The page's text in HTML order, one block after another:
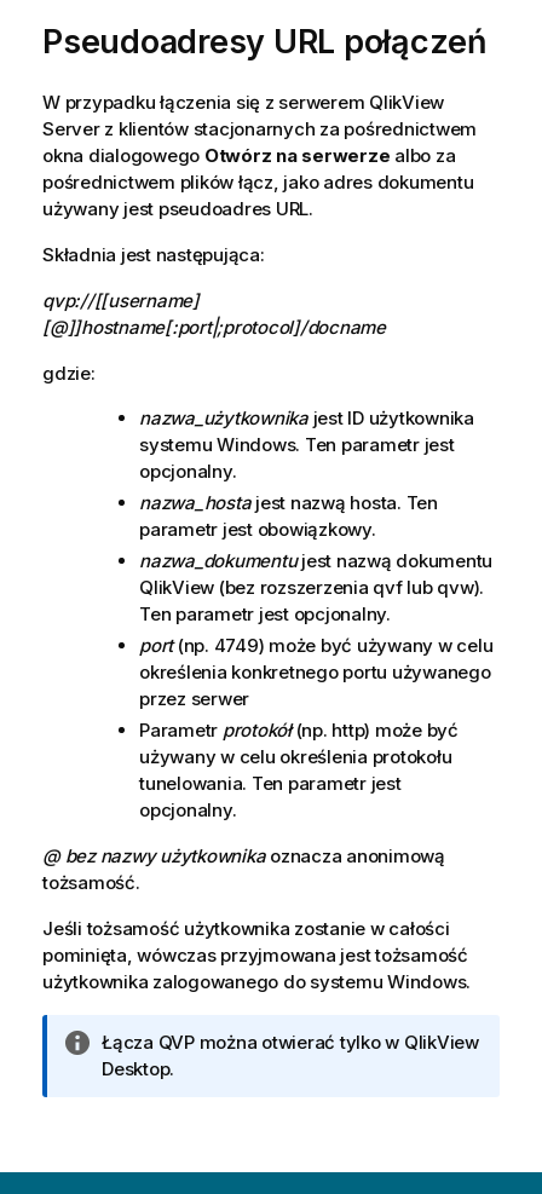
Pseudoadresy URL połączeń
W przypadku łączenia się z serwerem QlikView
Serverz klientów stacjonarnych za pośrednictwem
okna dialogowego Otwórz na serwerze albo za
pośrednictwem plików łącz, jako adres dokumentu
używany jest pseudoadres URL.
Składnia jest następująca:
qvp://[[username]
[@]]hostname[:port|;protocol]/docname
gdzie:
nazwa_użytkownikajest ID użytkownika
systemu Windows. Ten parametr jest
opcjonalny.
nazwa_hostajest nazwą hosta. Ten
parametr jest obowiązkowy.
nazwa_dokumentujest nazwą dokumentu
QlikView (bez rozszerzenia qvf lub qvw).
Ten parametr jest opcjonalny.
port(np. 4749) może być używany w celu
określenia konkretnego portu używanego
przez serwer
Parametr protokół(np. http) może być
używany w celu określenia protokołu
tunelowania. Ten parametr jest
opcjonalny.
@ bez nazwy użytkownikaoznacza anonimową
tożsamość.
Jeśli tożsamość użytkownika zostanie w całości
pominięta, wówczas przyjmowana jest tożsamość
użytkownika zalogowanego do systemu Windows.
I
n
m
Łącza QVP można otwierać tylko w QlikView
Desktop.